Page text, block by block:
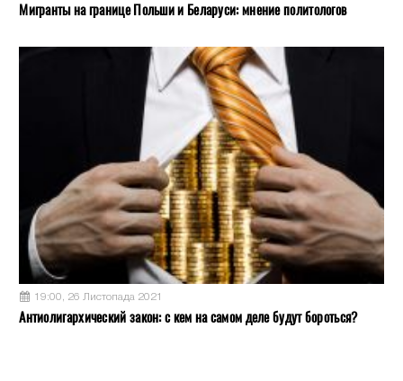
Мигранты на границе Польши и Беларуси: мнение политологов
19:00, 26 Листопада 2021
Антиолигархический закон: с кем на самом деле будут бороться?